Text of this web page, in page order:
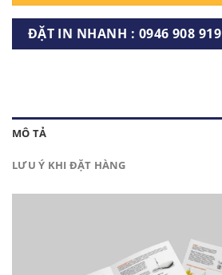
ĐẶT IN NHANH : 0946 908 919
MÔ TẢ
LƯU Ý KHI ĐẶT HÀNG